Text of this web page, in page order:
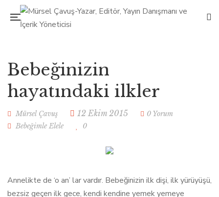
Bebeğinizin
hayatındaki ilkler
Mürsel Çavuş 12 Ekim 2015
0 Yorum
Bebeğimle Elele
0
Annelikte de ‘o an’ lar vardır. Bebeğinizin ilk dişi, ilk yürüyüşü,
bezsiz geçen ilk gece, kendi kendine yemek yemeye